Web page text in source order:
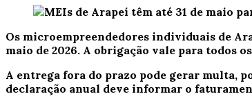
Os microempreendedores individuais de
maio de 2026. A obrigação vale para todos
A entrega fora do prazo pode gerar multa,
declaração anual deve informar o